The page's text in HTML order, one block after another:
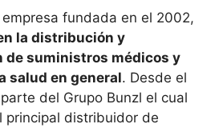
fundada en el 2002,
la distribución y
de suministros médicos y
salud en general. Desde el
del Grupo Bunzl el cual
principal distribuidor de